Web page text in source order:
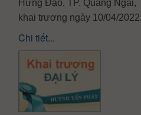
Hưng Đạo, TP. Quảng
khai trương ngày 10/04/2022.
Chi tiết...